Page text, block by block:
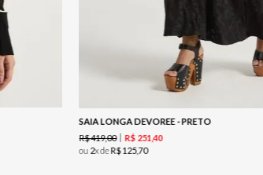
SAIA LONGA DEVOREE - PRETO
R$419,00 R$ 251 ,40
ou 2x deR$125,70